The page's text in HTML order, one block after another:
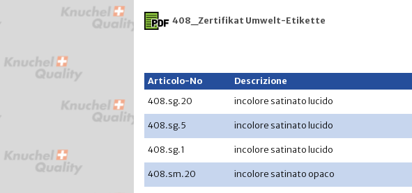
408_Zertifikat Umwelt-Etikette
Articolo-No Descrizione
408.sg.20
incolore satinato lucido
408.sg.5 incolore satinato lucido
408.sg.1 incolore satinato lucido
408.sm.20 incolore satinato opaco